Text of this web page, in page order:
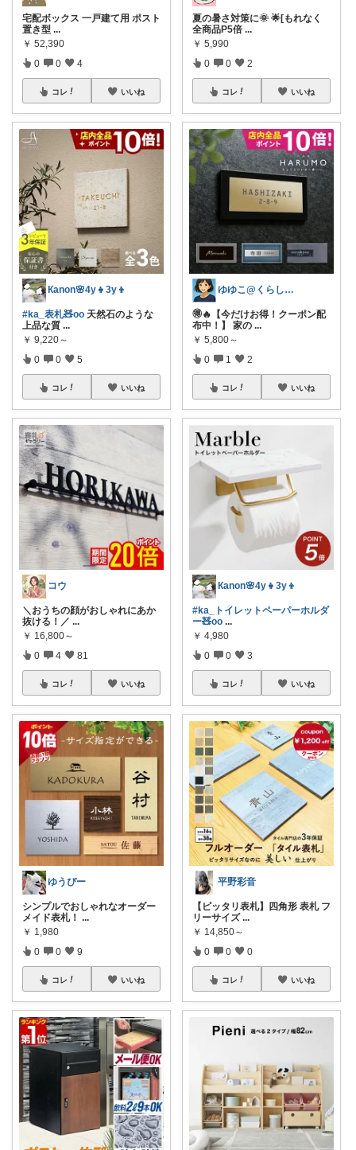
宅配ボックス 一戸建て用 ポスト
置き型 ...
￥ 52,390
0 0 4
コレ いいね
Кanon🌸4y👧3y👦
#ka_表札🧸oo 天然石のような
上品な質 ...
￥ 9,220～
0 0 5
コレ いいね
コウ
​＼おうちの顔がおしゃれにあか
抜ける！／ ...
￥ 16,800～
0 4 81
コレ いいね
ゆうぴー
シンプルでおしゃれなオーダー
メイド表札！ ...
￥ 1,980
0 0 9
コレ いいね
夏の暑さ対策に🌞 🌟[もれなく
全商品P5倍 ...
￥ 5,990
0 0 2
コレ いいね
ゆゆこ@くらしを楽に便利に✨
🉐🔥【今だけお得！クーポン配
布中！】 家の ...
￥ 5,800～
0 1 2
コレ いいね
Кanon🌸4y👧3y👦
#ka_トイレットペーパーホルダ
ー🧸oo ...
￥ 4,980
0 0 3
コレ いいね
平野彩音
【ピッタリ表札】四角形 表札 フ
リーサイズ ...
￥ 14,850～
0 0 0
コレ いいね